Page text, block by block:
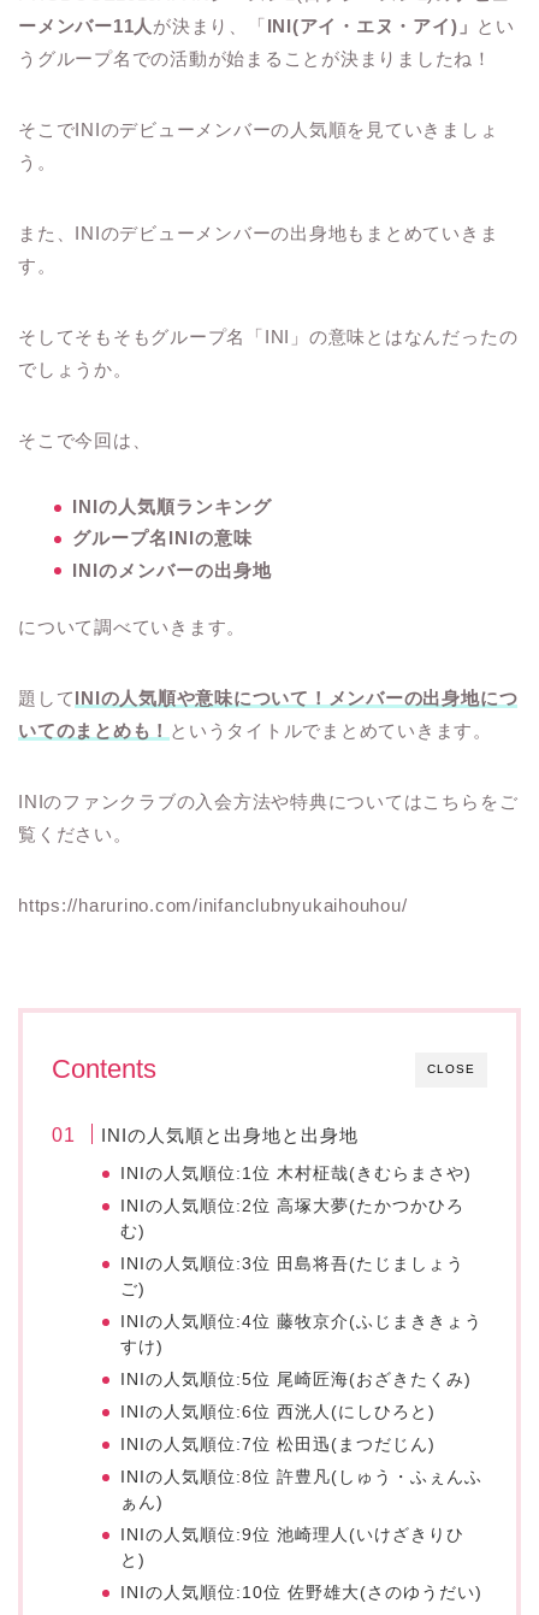
ーメンバー11人 が決まり、「INI(アイ・エヌ・アイ)」 とい
うグループ名での活動が始まることが決まりましたね！
そこでINIのデビューメンバーの人気順を見ていきましょ
う。
また、INIのデビューメンバーの出身地もまとめていきま
す。
そしてそもそもグループ名「INI」の意味とはなんだったの
でしょうか。
そこで今回は、
INIの人気順ランキング
グループ名INIの意味
INIのメンバーの出身地
について調べていきます。
題してINIの人気順や意味について！メンバーの出身地につ
いてのまとめも！ というタイトルでまとめていきます。
INIのファンクラブの入会方法や特典についてはこちらをご
覧ください。
https://harurino.com/inifanclubnyukaihouhou/
CLOSE
Contents
INIの人気順と出身地と出身地
INIの人気順位:1位 木村柾哉(きむらまさや)
INIの人気順位:2位 高塚大夢(たかつかひろ
む)
INIの人気順位:3位 田島将吾(たじましょう
ご)
INIの人気順位:4位 藤牧京介(ふじまききょう
すけ)
INIの人気順位:5位 尾崎匠海(おざきたくみ)
INIの人気順位:6位 西洸人(にしひろと)
INIの人気順位:7位 松田迅(まつだじん)
INIの人気順位:8位 許豊凡(しゅう・ふぇんふ
ぁん)
INIの人気順位:9位 池崎理人(いけざきりひ
と)
INIの人気順位:10位 佐野雄大(さのゆうだい)